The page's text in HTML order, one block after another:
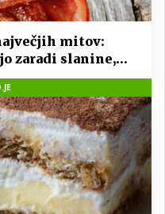
mitov:
zaradi slanine,
imamo vsi radi